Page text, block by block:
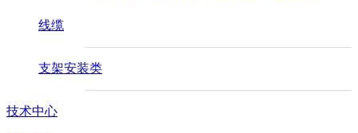
线缆
支架安装类
技术中心